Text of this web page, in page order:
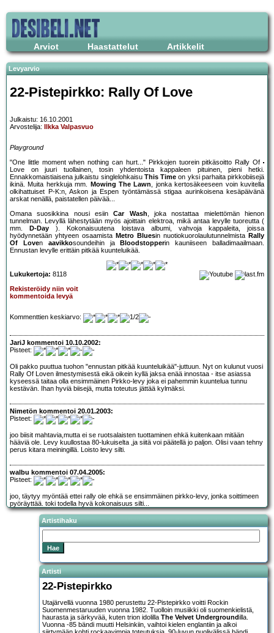
Arviot Haastattelut Artikkelit
Levyarvio
22-Pistepirkko: Rally Of Love
Julkaistu: 16.10.2001
Arvostelija:
Ilkka Valpasvuo
Playground
"One little moment when nothing can hurt..." Pirkkojen tuorein pitkäsoitto Rally Of
Love on juuri tuollainen, tosin yhdentoista kappaleen pituinen, pieni hetki.
Ennakkomaistiaisena julkaistu singlelohkaisu This Time on yksi parhaita pirkkobiisejä
ikinä. Muita herkkuja mm.
Mowing The Lawn, jonka kertosäkeeseen voin kuvitella
olkihattuiset P-K:n, Askon ja Espen työntämässä stigaa aurinkoisena kesäpäivänä
arskat nenällä, paistatellen päivää...
Omana suosikkina nousi esiinCar Wash, joka nostattaa mielettömän hienon
tunnelman. Levyllä lähestytään myös ajoittain elektroa, mikä antaa levylle tuoreutta (
mm.
D-Day ). Kokonaisuutena loistava albumi, vahvoja kappaleita, joissa
hyödynnetään yhtyeen osaamista Metro Bluesin nuotiokuorolaulutunnelmista Rally
Of Loven aavikkosoundeihin ja Bloodstopperin kauniiseen balladimaailmaan.
Ennustan levylle erittäin pitkää kuunteluikää.
Lukukertoja: 8118
Rekisteröidy niin voit
kommentoida levyä
Kommenttien keskiarvo:
JariJ kommentoi 10.10.2002:
Pisteet:
Oli pakko puuttua tuohon "ennustan pitkää kuunteluikää"-juttuun. Nyt on kulunut vuosi
Rally Of Loven ilmestymisestä eikä oikein kyllä jaksa enää innostaa - itse asiassa
kyseessä taitaa olla ensimmäinen Pirkko-levy joka ei pahemmin kuuntelua tunnu
kestävän. Ihan hyviä biisejä, mutta toteutus jättää kylmäksi.
Nimetön kommentoi 20.01.2003:
Pisteet:
joo biisit mahtavia,mutta ei se ruotsalaisten tuottaminen ehkä kuitenkaan mitään
hääviä ole. Levy kuullostaa 80-lukuiselta ,ja siitä voi päätellä jo paljon. Olisi vaan tehny
perus kitara meiningillä. Loisto levy silti.
walbu kommentoi 07.04.2005:
Pisteet:
joo, täytyy myöntää ettei rally ole ehkä se ensimmäinen pirkko-levy, jonka soittimeen
pyöräyttää. toki todella hyvä kokonaisuus silti...
Artistihaku
Artisti
22-Pistepirkko
Utajärvellä vuonna 1980 perustettu 22-Pistepirkko voitti Rockin
Suomenmestaruuden vuonna 1982. Tuolloin musiikki oli suomenkielistä,
haurasta ja särkyvää, kuten trion idolilla The Velvet Undergroundilla.
Vuonna -85 bändi muutti Helsinkiin, vaihtoi kielen englantiin ja alkoi